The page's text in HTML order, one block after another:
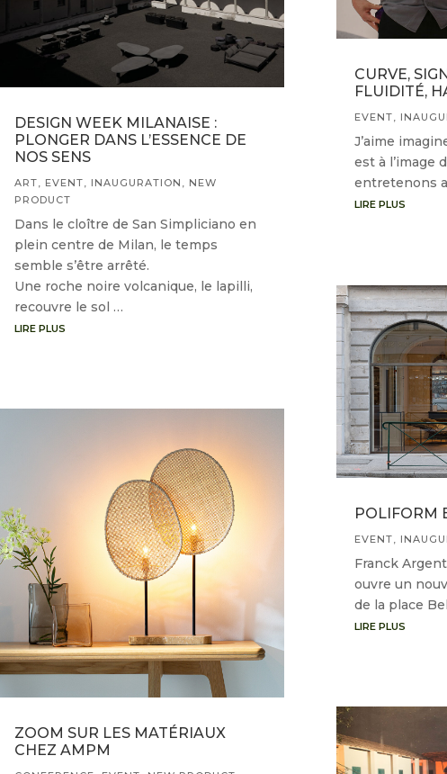
DESIGN WEEK MILANAISE :
PLONGER DANS L’ESSENCE DE
NOS SENS
ART, EVENT, INAUGURATION , NEW
PRODUCT
Dans le cloître de San Simpliciano en
plein centre de Milan, le temps
semble s’être arrêté.
Une roche noire volcanique, le lapilli,
recouvre le sol …
LIRE PLUS
ZOOM SUR LES MATÉRIAUX
CHEZ AMPM
CURVE,
FLUIDITÉ,
EVENT,
J’aime
est à l’image
entretenons
LIRE PLUS
POLIFORM
EVENT
Franck
ouvre un
de la place
LIRE PLUS